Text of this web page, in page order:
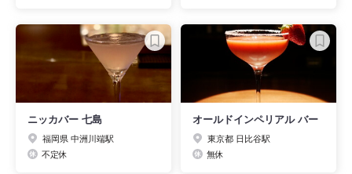
ニッカバー 七島
福岡県 中洲川端駅
不定休
オールドインペリアル バー
東京都 日比谷駅
無休